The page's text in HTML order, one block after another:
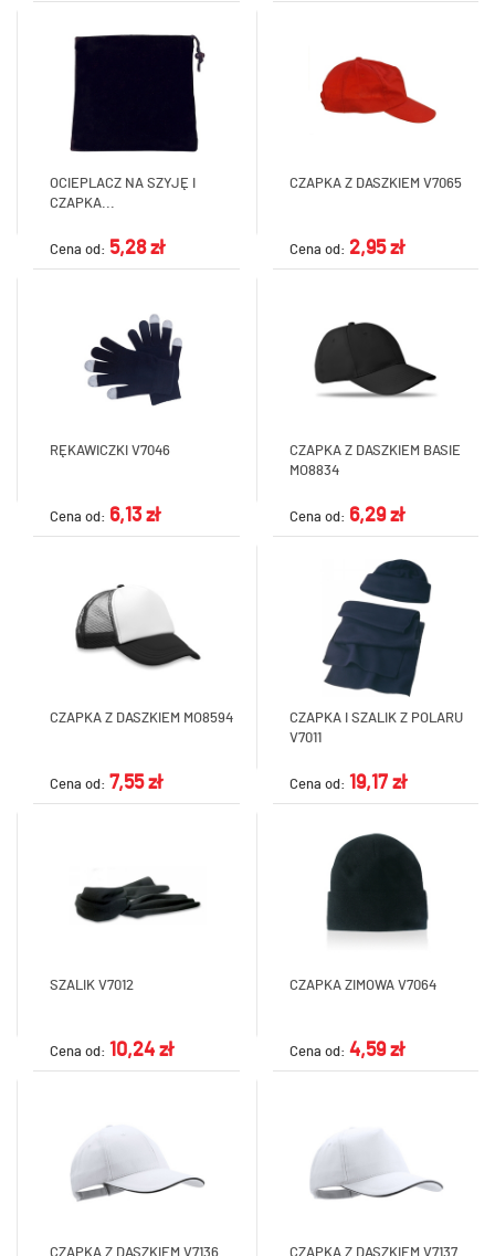
OCIEPLACZ NA SZYJĘ I
CZAPKA...
Cena od: 5,28 zł
CZAPKA Z DASZKIEM V7065
Cena od: 2,95 zł
RĘKAWICZKI V7046
Cena od: 6,13 zł
CZAPKA Z DASZKIEM BASIE
MO8834
Cena od: 6,29 zł
CZAPKA Z DASZKIEM MO8594
Cena od: 7,55 zł
CZAPKA I SZALIK Z POLARU
V7011
Cena od: 19,17 zł
SZALIK V7012
Cena od: 10,24 zł
CZAPKA ZIMOWA V7064
Cena od: 4,59 zł